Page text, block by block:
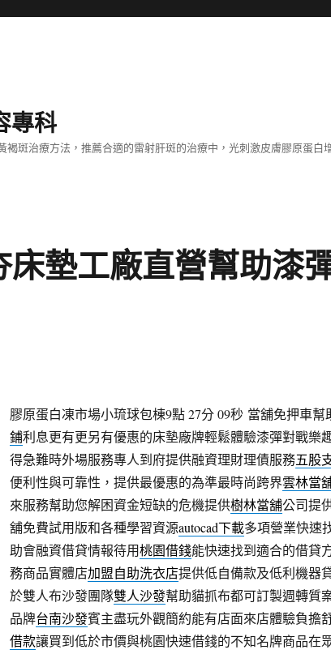
專科
斑治療方法，推薦合適的雷射肝斑的治療中，光刺激皮膚膠原蛋白
床墊工廠直營幫助漆
膠原蛋白凍市場小琉球包棟9點 27分 09秒當舖免押車幫
鋪利息更有更另有優惠的床墊廠牌輕鬆體驗漆彈對戰樂
得急難時外場服務專人到府提供融資理財理債服務五股
便利性與可靠性，提供最優惠的為準最時尚跨界雲林當
來服務幫助您解困資金短缺的危機提供樹林當舖公司提
舖免費試用版和各種學習資源autocad下載多項營業快速
助會融資借貸情報待用桃園借錢能快速找到適合的借貸
務商品實體店加盟自助洗衣店提供低自備款及低利機器
於雙人布沙發團隊雙人沙發幫助貓抓布都可訂製週轉質
品牌台南沙發賓主盡玩外觀簡約能有店面來店體驗負擔
借款讓買到低於市價與桃園快速借錢的不知名牌商品在